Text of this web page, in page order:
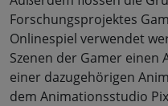
Forschungsprojektes
Onlinespiel verwendet
Szenen der Gamer
einer dazugehörigen
dem Animationsstudio